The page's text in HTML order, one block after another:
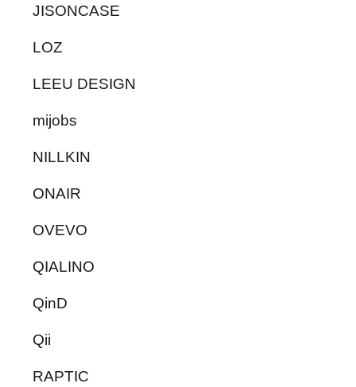
JISONCASE
LOZ
LEEU DESIGN
mijobs
NILLKIN
ONAIR
OVEVO
QIALINO
QinD
Qii
RAPTIC